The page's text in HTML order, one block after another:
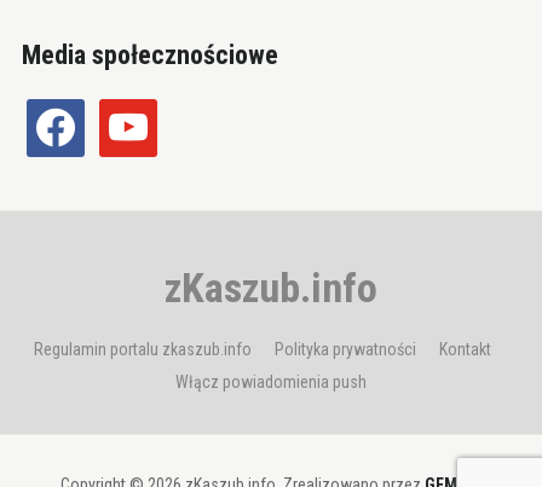
Media społecznościowe
facebook youtube
zKaszub.info
Regulamin portalu zkaszub.info Polityka prywatności
Kontakt
Włącz powiadomienia push